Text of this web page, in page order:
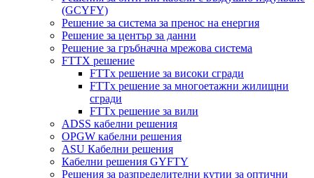
(GCYFY)
Решение за система за пренос на енергия
Решение за център за данни
Решение за гръбначна мрежова система
FTTX решение
FTTx решение за високи сгради
FTTx решение за многоетажни жилищни
сгради
FTTx решение за вили
ADSS кабелни решения
OPGW кабелни решения
ASU Кабелни решения
Кабелни решения GYFTY
Решения за разпределителни кутии за оптични